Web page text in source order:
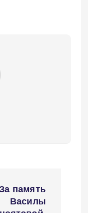
память
Василы